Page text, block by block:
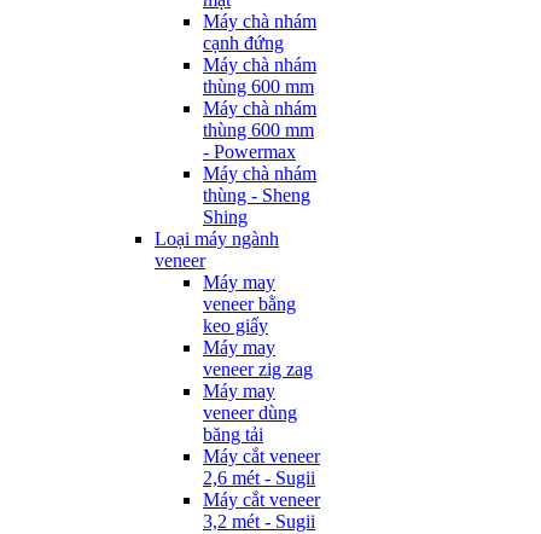
Máy chà nhám
cạnh đứng
Máy chà nhám
thùng 600 mm
Máy chà nhám
thùng 600 mm
- Powermax
Máy chà nhám
thùng - Sheng
Shing
Loại máy ngành
veneer
Máy may
veneer bằng
keo giấy
Máy may
veneer zig zag
Máy may
veneer dùng
băng tải
Máy cắt veneer
2,6 mét - Sugii
Máy cắt veneer
3,2 mét - Sugii